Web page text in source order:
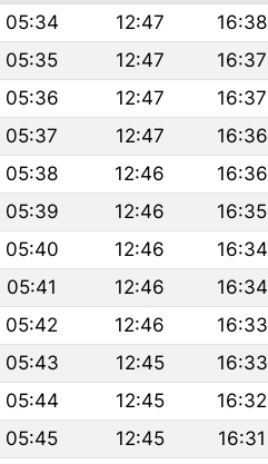
05:34 12:47 16:38
05:35 12:47 16:37
05:36 12:47 16:37
05:37 12:47 16:36
05:38 12:46 16:36
05:39 12:46 16:35
05:40 12:46 16:34
05:41 12:46 16:34
05:42 12:46 16:33
05:43 12:45 16:33
05:44 12:45 16:32
05:45 12:45 16:31